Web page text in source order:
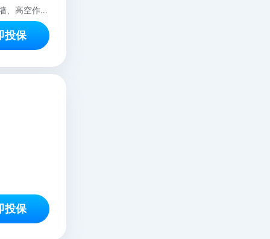
工人年龄为16-65岁，本产品仅承保4类室内装修工人。不适用被保险人从事楼宇外墙、高空作业等行业。不适用劳务派遣公司投保。
投保
投保